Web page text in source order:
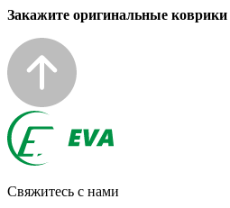
Закажите оригинальные коврики
Свяжитесь с нами